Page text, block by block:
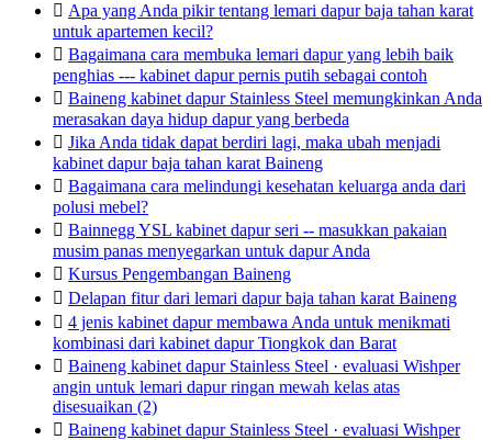
 Apa yang Anda pikir tentang lemari dapur baja tahan karat
untuk apartemen kecil?
 Bagaimana cara membuka lemari dapur yang lebih baik
penghias --- kabinet dapur pernis putih sebagai contoh
 Baineng kabinet dapur Stainless Steel memungkinkan Anda
merasakan daya hidup dapur yang berbeda
 Jika Anda tidak dapat berdiri lagi, maka ubah menjadi
kabinet dapur baja tahan karat Baineng
 Bagaimana cara melindungi kesehatan keluarga anda dari
polusi mebel?
 Bainnegg YSL kabinet dapur seri -- masukkan pakaian
musim panas menyegarkan untuk dapur Anda
 Kursus Pengembangan Baineng
 Delapan fitur dari lemari dapur baja tahan karat Baineng
 4 jenis kabinet dapur membawa Anda untuk menikmati
kombinasi dari kabinet dapur Tiongkok dan Barat
 Baineng kabinet dapur Stainless Steel · evaluasi Wishper
angin untuk lemari dapur ringan mewah kelas atas
disesuaikan (2)
 Baineng kabinet dapur Stainless Steel · evaluasi Wishper